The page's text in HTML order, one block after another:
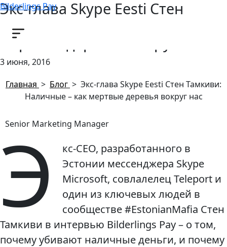
Bilderlings Pay
Экс-глава Skype Eesti Стен
Тамкиви: Наличные – как
мертвые деревья вокруг нас
3 июня, 2016
Главная > Блог > Экс-глава Skype Eesti Стен Тамкиви:
Наличные – как мертвые деревья вокруг нас
Senior Marketing Manager
Э
кс-СЕО, разработанного в
Эстонии мессенджера Skype
Microsoft, совлалелец Teleport и
один из ключевых людей в
сообществе #EstonianMafia Стен
Тамкиви в интервью Bilderlings Pay – о том,
почему убивают наличные деньги, и почему